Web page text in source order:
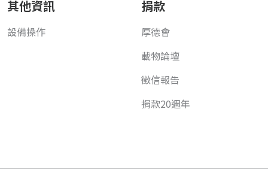
其他資訊
設備操作
捐款
厚德會
載物論壇
徵信報告
捐款20週年